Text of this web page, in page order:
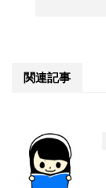
関連記事